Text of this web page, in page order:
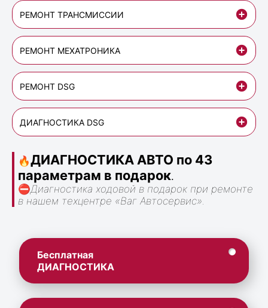
РЕМОНТ ТРАНСМИССИИ
РЕМОНТ МЕХАТРОНИКА
РЕМОНТ DSG
ДИАГНОСТИКА DSG
🔥ДИАГНОСТИКА АВТО по 43
параметрам в подарок.
⛔Диагностика ходовой в подарок при ремонте
в нашем техцентре «Ваг Автосервис».
Бесплатная
ДИАГНОСТИКА